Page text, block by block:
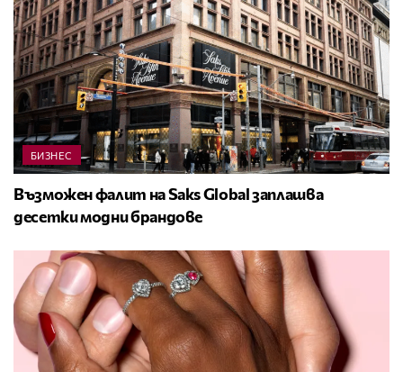
БИЗНЕС
Възможен фалит на Saks Global заплашва
десетки модни брандове